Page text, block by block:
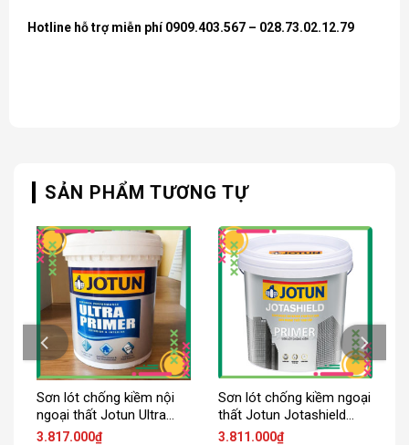
Hotline hỗ trợ miễn phí 0909.403.567 – 028.73.02.12.79
SẢN PHẨM TƯƠNG TỰ
Sơn lót chống kiềm nội
ngoại thất Jotun Ultra
Primer
3.817.000₫
Sơn lót chống kiềm ngoại
thất Jotun Jotashield
Primer
3.811.000₫